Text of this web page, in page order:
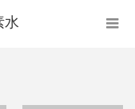
水